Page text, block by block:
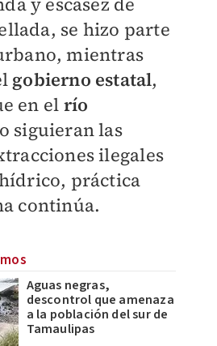
se hizo parte
mientras
gobierno estatal,
en el río
siguieran las
ilegales
práctica
continúa.
Aguas negras,
descontrol que amenaza
a la población del sur de
Tamaulipas